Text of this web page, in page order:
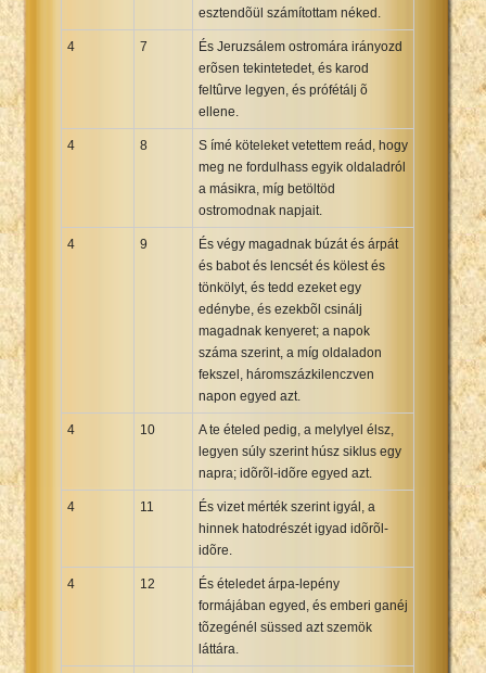
esztendõül számítottam néked.
4 7
És Jeruzsálem ostromára irányozd
erõsen tekintetedet, és karod
feltûrve legyen, és prófétálj õ
ellene.
4 8
S ímé köteleket vetettem reád, hogy
meg ne fordulhass egyik oldaladról
a másikra, míg betöltöd
ostromodnak napjait.
4 9
És végy magadnak búzát és árpát
és babot és lencsét és kölest és
tönkölyt, és tedd ezeket egy
edénybe, és ezekbõl csinálj
magadnak kenyeret; a napok
száma szerint, a míg oldaladon
fekszel, háromszázkilenczven
napon egyed azt.
4 10
A te ételed pedig, a melylyel élsz,
legyen súly szerint húsz siklus egy
napra; idõrõl-idõre egyed azt.
4 11
És vizet mérték szerint igyál, a
hinnek hatodrészét igyad idõrõl-
idõre.
4 12
És ételedet árpa-lepény
formájában egyed, és emberi ganéj
tõzegénél süssed azt szemök
láttára.